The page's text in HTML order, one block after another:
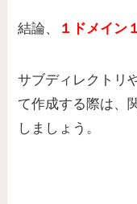
結論、 １ドメイン
サブディレクトリ
て作成する際は、
しましょう。